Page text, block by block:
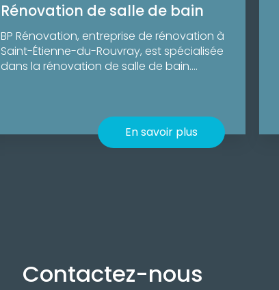
Rénovation de salle de bain
BP Rénovation, entreprise de rénovation à
Saint-Étienne-du-Rouvray, est spécialisée
dans la rénovation de salle de bain....
En savoir plus
Contactez-nous